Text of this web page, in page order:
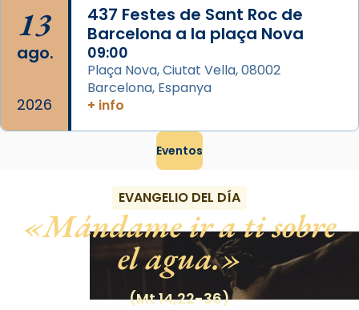
13
ago.
2026
437 Festes de Sant Roc de
Barcelona a la plaça Nova
09:00
Plaça Nova, Ciutat Vella, 08002
Barcelona, Espanya
+ info
Eventos
EVANGELIO DEL DÍA
Mándame ir a ti sobre
el agua.
(Mt 14,22-36)